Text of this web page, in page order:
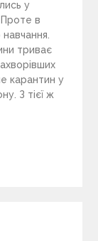
у
Проте в
триває
карантин у
З тієї ж